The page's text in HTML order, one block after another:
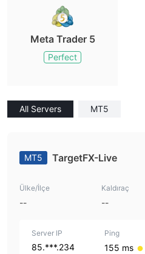
Meta Trader 5
Perfect
All Servers MT5
MT5 TargetFX-Live
Ülke/İlçe
--
Kaldıraç
--
Server IP
85.***.234
Ping
155 ms